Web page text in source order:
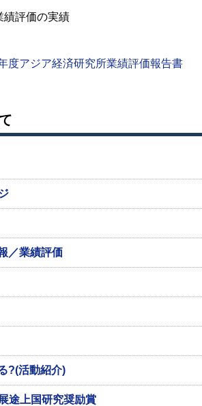
績評価の実績
度アジア経済研究所業績評価報告書
／業績評価
?(活動紹介)
途上国研究奨励賞